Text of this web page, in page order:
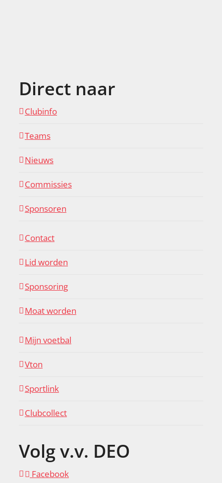
Direct naar
Clubinfo
Teams
Nieuws
Commissies
Sponsoren
Contact
Lid worden
Sponsoring
Moat worden
Mijn voetbal
Vton
Sportlink
Clubcollect
Volg v.v. DEO
Facebook